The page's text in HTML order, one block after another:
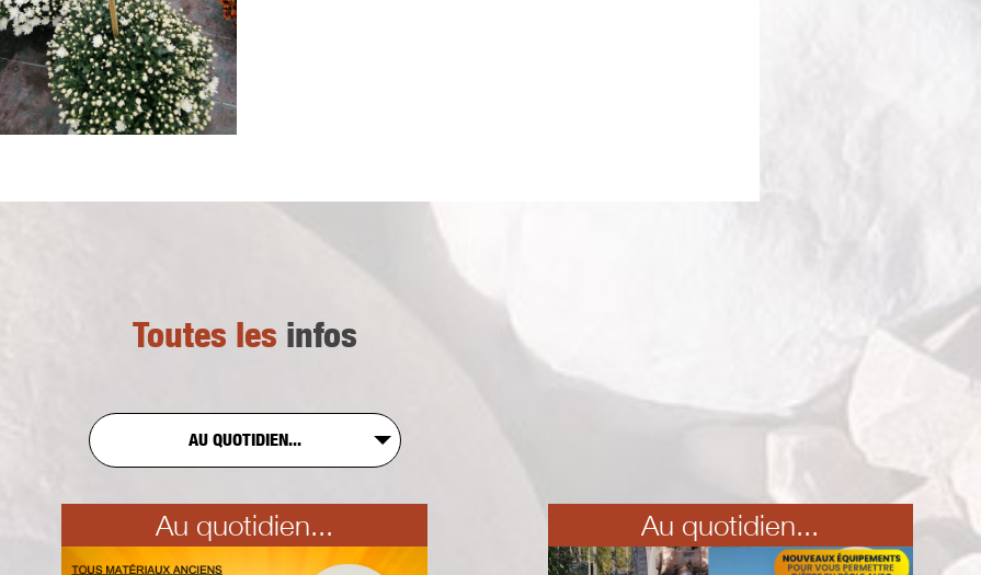
Toutes les infos
AU QUOTIDIEN...
Au quotidien... Au quotidien...